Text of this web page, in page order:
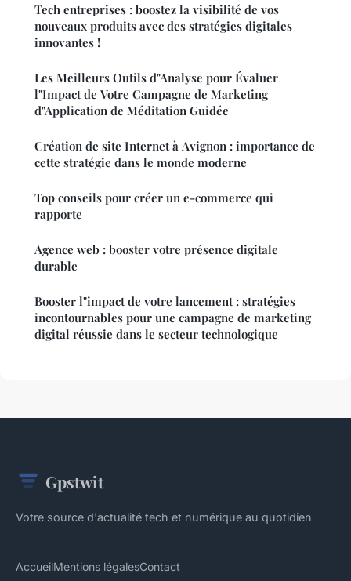
Tech entreprises : boostez la visibilité de vos
nouveaux produits avec des stratégies digitales
innovantes !
Les Meilleurs Outils d"Analyse pour Évaluer
l"Impact de Votre Campagne de Marketing
d"Application de Méditation Guidée
Création de site Internet à Avignon : importance de
cette stratégie dans le monde moderne
Top conseils pour créer un e-commerce qui
rapporte
Agence web : booster votre présence digitale
durable
Booster l"impact de votre lancement : stratégies
incontournables pour une campagne de marketing
digital réussie dans le secteur technologique
Gpstwit
Votre source d'actualité tech et numérique au quotidien
AccueilMentions légalesContact